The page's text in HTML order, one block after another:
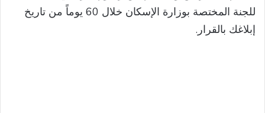
للجنة المختصة بوزارة الإسكان خلال 60 يوماً من تاريخ
إبلاغك بالقرار.